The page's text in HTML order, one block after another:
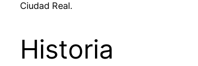
Ciudad Real.
Historia